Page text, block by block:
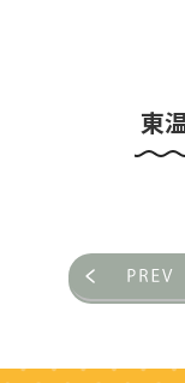
東